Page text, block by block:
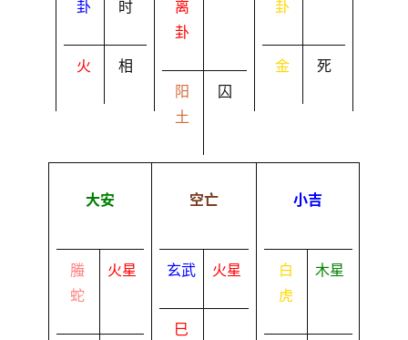
卦
时
火 相
离
卦
阳
土
囚
卦
金 死
大安
螣
蛇
火星
空亡
玄武 火星
巳
小吉
白
虎
木星